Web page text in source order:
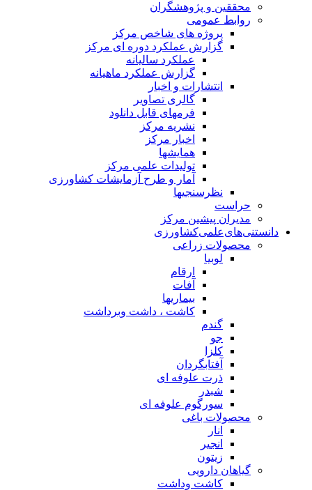
محققین و پژوهشگران
روابط عمومی
پروژه های شاخص مرکز
گزارش عملکرد دوره ای مرکز
عملکرد سالیانه
گزارش عملکرد ماهیانه
انتشارات و اخبار
گالری تصاویر
فرمهای قابل دانلود
نشریه مرکز
اخبار مرکز
همایشها
تولیدات علمی مرکز
آمار و طرح آزمایشات کشاورزی
نظرسنجیها
حراست
مدیران پیشین مرکز
دانستنی‌های‌علمی‌کشاورزی
محصولات زراعی
لوبیا
ارقام
آفات
بیماریها
کاشت ، داشت وبرداشت
گندم
جو
کلزا
آفتابگردان
ذرت علوفه ای
شبدر
سورگوم علوفه ای
محصولات باغی
انار
انجیر
زیتون
گیاهان دارویی
کاشت وداشت